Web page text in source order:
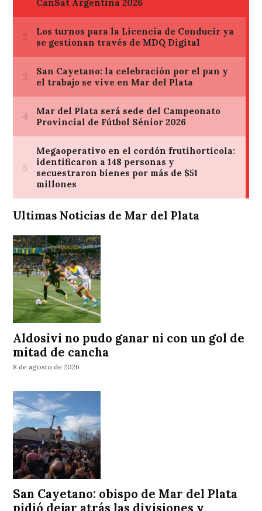
Ultimas Noticias de Mar del Plata
Aldosivi no pudo ganar ni con un gol de
mitad de cancha
8 de agosto de 2026
San Cayetano: obispo de Mar del Plata
pidió dejar atrás las divisiones y